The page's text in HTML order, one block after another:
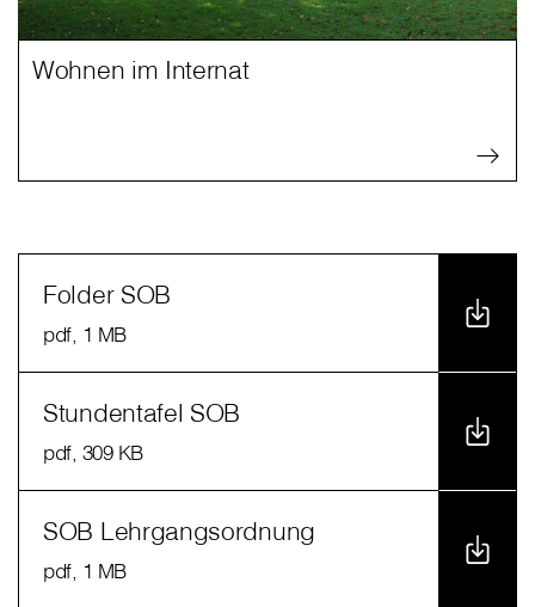
Wohnen im Internat
Folder SOB
pdf, 1 MB
Stundentafel SOB
pdf, 309 KB
SOB Lehrgangsordnung
pdf, 1 MB